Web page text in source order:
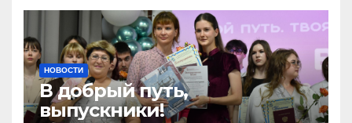
2026»
НОВОСТИ
В добрый путь,
выпускники!